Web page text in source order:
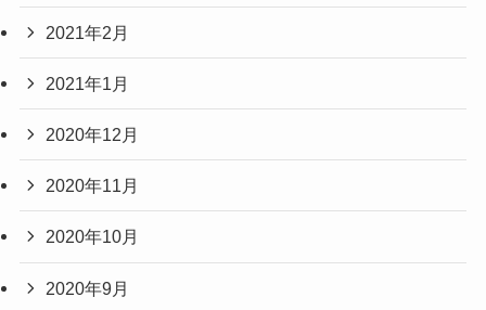
2021年2月
2021年1月
2020年12月
2020年11月
2020年10月
2020年9月